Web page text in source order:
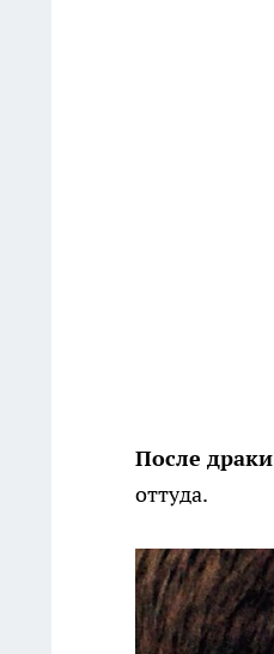
После драки
оттуда.